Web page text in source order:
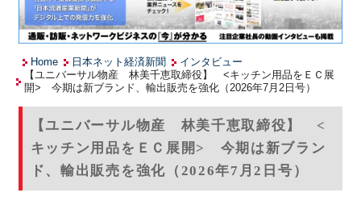
Home 日本ネット経済新聞
インタビュー
【ユニバーサル物産 林美千恵取締役】 <キッチン用品をＥＣ展
開> 今期は新ブランド、輸出販売を強化（2026年7月2日号）
【ユニバーサル物産 林美千恵取締役】 <
キッチン用品をＥＣ展開> 今期は新ブラン
ド、輸出販売を強化（2026年7月2日号）